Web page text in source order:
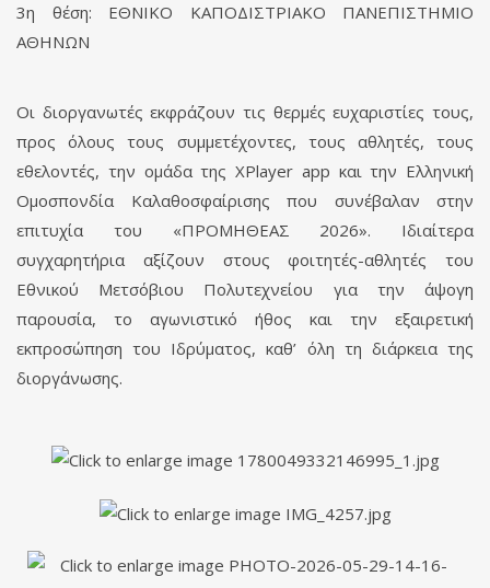
3η θέση: ΕΘΝΙΚΟ ΚΑΠΟΔΙΣΤΡΙΑΚΟ ΠΑΝΕΠΙΣΤΗΜΙΟ
ΑΘΗΝΩΝ
Οι διοργανωτές εκφράζουν τις θερμές ευχαριστίες τους,
προς όλους τους συμμετέχοντες, τους αθλητές, τους
εθελοντές, την ομάδα της XPlayer app και την Ελληνική
Ομοσπονδία Καλαθοσφαίρισης που συνέβαλαν στην
επιτυχία του «ΠΡΟΜΗΘΕΑΣ 2026». Ιδιαίτερα
συγχαρητήρια αξίζουν στους φοιτητές-αθλητές του
Εθνικού Μετσόβιου Πολυτεχνείου για την άψογη
παρουσία, το αγωνιστικό ήθος και την εξαιρετική
εκπροσώπηση του Ιδρύματος, καθ’ όλη τη διάρκεια της
διοργάνωσης.